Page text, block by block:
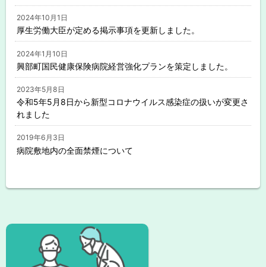
2024年10月1日
厚生労働大臣が定める掲示事項を更新しました。
2024年1月10日
興部町国民健康保険病院経営強化プランを策定しました。
2023年5月8日
令和5年5月8日から新型コロナウイルス感染症の扱いが変更さ
れました
2019年6月3日
病院敷地内の全面禁煙について
ト
サ